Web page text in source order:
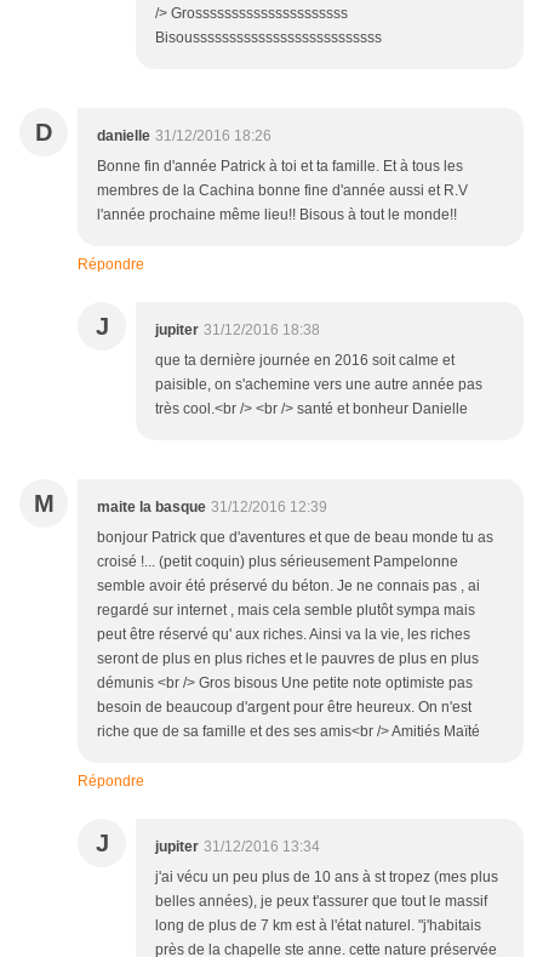
/> Grosssssssssssssssssssss
Bisoussssssssssssssssssssssssss
D danielle 31/12/2016 18:26
Bonne fin d'année Patrick à toi et ta famille. Et à tous les
membres de la Cachina bonne fine d'année aussi et R.V
l'année prochaine même lieu!! Bisous à tout le monde!!
Répondre
J jupiter 31/12/2016 18:38
que ta dernière journée en 2016 soit calme et
paisible, on s'achemine vers une autre année pas
très cool.<br /> <br /> santé et bonheur Danielle
M maite la basque 31/12/2016 12:39
bonjour Patrick que d'aventures et que de beau monde tu as
croisé !... (petit coquin) plus sérieusement Pampelonne
semble avoir été préservé du béton. Je ne connais pas , ai
regardé sur internet , mais cela semble plutôt sympa mais
peut être réservé qu' aux riches. Ainsi va la vie, les riches
seront de plus en plus riches et le pauvres de plus en plus
démunis <br /> Gros bisous Une petite note optimiste pas
besoin de beaucoup d'argent pour être heureux. On n'est
riche que de sa famille et des ses amis<br /> Amitiés Maïté
Répondre
J jupiter 31/12/2016 13:34
j'ai vécu un peu plus de 10 ans à st tropez (mes plus
belles années), je peux t'assurer que tout le massif
long de plus de 7 km est à l'état naturel. "j'habitais
près de la chapelle ste anne. cette nature préservée